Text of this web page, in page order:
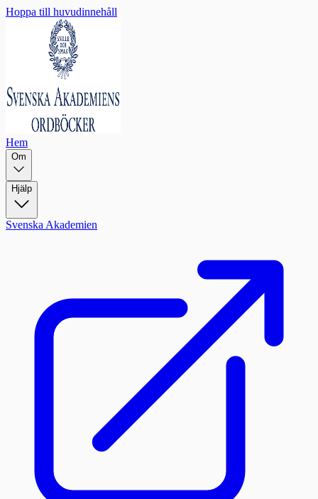
Hoppa till huvudinnehåll
Hem
Om
Hjälp
Svenska Akademien